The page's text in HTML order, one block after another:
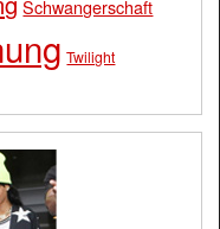
Schwangerschaft
Twilight